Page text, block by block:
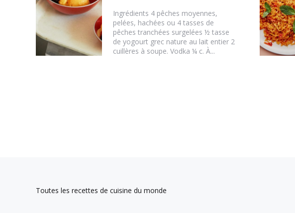
Ingrédients 4 pêches moyennes,
pelées, hachées ou 4 tasses de
pêches tranchées surgelées ½ tasse
de yogourt grec nature au lait entier 2
cuillères à soupe. Vodka ¼ c. À...
Toutes les recettes de cuisine du monde